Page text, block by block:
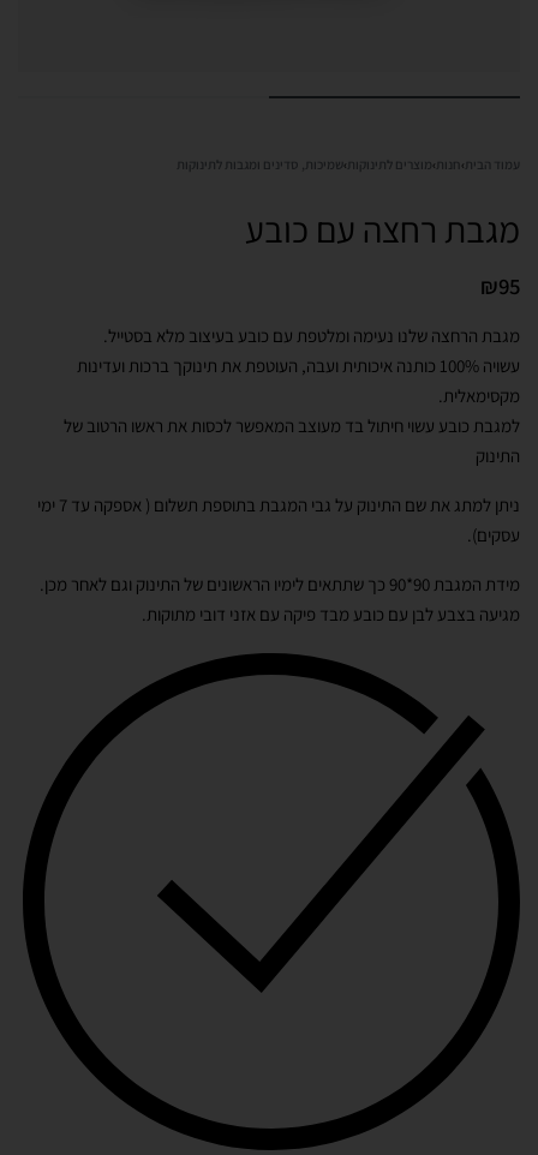
עמוד הבית › חנות ›מוצרים לתינוקות ›שמיכות, סדינים ומגבות לתינוקות
מגבת רחצה עם כובע
₪95
מגבת הרחצה שלנו נעימה ומלטפת עם כובע בעיצוב מלא בסטייל.
עשויה 100% כותנה איכותית ועבה, העוטפת את תינוקך ברכות ועדינות
מקסימאלית.
למגבת כובע עשוי חיתול בד מעוצב המאפשר לכסות את ראשו הרטוב של
התינוק
ניתן למתג את שם התינוק על גבי המגבת בתוספת תשלום ( אספקה עד 7 ימי
עסקים).
מידת המגבת 90*90 כך שתתאים לימיו הראשונים של התינוק וגם לאחר מכן.
מגיעה בצבע לבן עם כובע מבד פיקה עם אזני דובי מתוקות.